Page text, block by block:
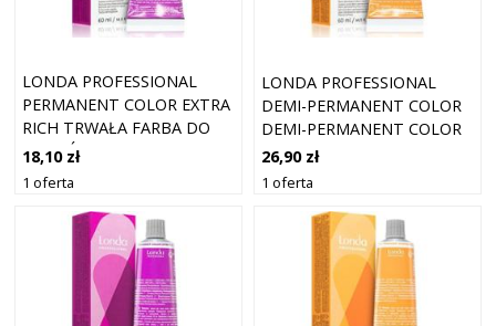
LONDA PROFESSIONAL
PERMANENT COLOR EXTRA
RICH TRWAŁA FARBA DO
WŁOSÓW 6/46 60 ML
18,10 zł
1 oferta
LONDA PROFESSIONAL
DEMI-PERMANENT COLOR
DEMI-PERMANENT COLOR
CREME DEMI-
PERMANENTNA FARBA DO
ODCIEŃ 60 ML
26,90 zł
1 oferta